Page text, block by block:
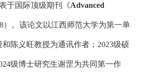
于国际顶级期刊《Advanced
）。该论文以江西师范大学为第一单
陈义旺教授为通讯作者； 2023级硕
级博士研究生谢罡为共同第一作